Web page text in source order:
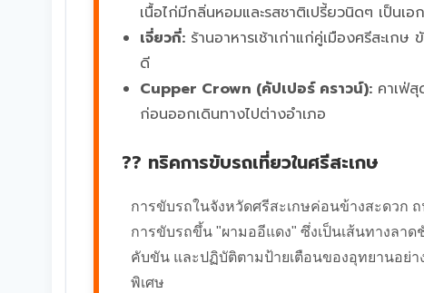
เนื้อไก่มีกลิ่นหอมและรสชาติเปรี้ยวนิดๆ เป็นเ
เจี่ยวกี่: ร้านอาหารเช้าเก่าแก่คู่เมืองศรีสะเก
ดี
Cupper Crown (คัปเปอร์ คราวน์): คาเฟ่
ก่อนออกเดินทางไปต่างอำเภอ
?? ทริคการขับรถเที่ยวในศรีสะเกษ
การขับรถในจังหวัดศรีสะเกษค่อนข้างสะดวก
การขับรถขึ้น "ผามออีแดง" ซึ่งเป็นเส้นทางลา
คับขัน และปฏิบัติตามป้ายเตือนของอุทยานอย่
พิเศษ